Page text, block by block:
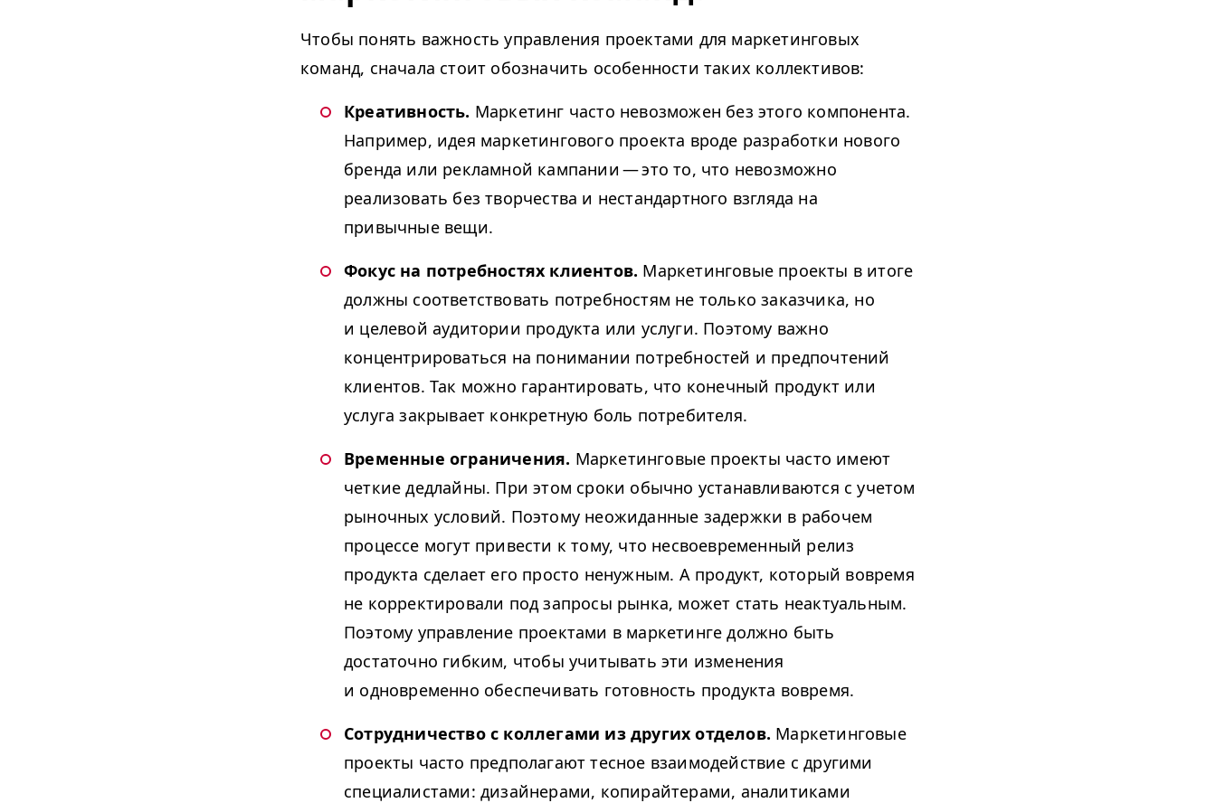
Чтобы понять важность управления проектами для маркетинговых
команд, сначала стоит обозначить особенности таких коллективов:
Креативность. Маркетинг часто невозможен без этого компонента.
Например, идея маркетингового проекта вроде разработки нового
бренда или рекламной кампании — это то, что невозможно
реализовать без творчества и нестандартного взгляда на
привычные вещи.
Фокус на потребностях клиентов. Маркетинговые проекты в итоге
должны соответствовать потребностям не только заказчика, но
и целевой аудитории продукта или услуги. Поэтому важно
концентрироваться на понимании потребностей и предпочтений
клиентов. Так можно гарантировать, что конечный продукт или
услуга закрывает конкретную боль потребителя.
Временные ограничения. Маркетинговые проекты часто имеют
четкие дедлайны. При этом сроки обычно устанавливаются с учетом
рыночных условий. Поэтому неожиданные задержки в рабочем
процессе могут привести к тому, что несвоевременный релиз
продукта сделает его просто ненужным. А продукт, который вовремя
не корректировали под запросы рынка, может стать неактуальным.
Поэтому управление проектами в маркетинге должно быть
достаточно гибким, чтобы учитывать эти изменения
и одновременно обеспечивать готовность продукта вовремя.
Сотрудничество с коллегами из других отделов. Маркетинговые
проекты часто предполагают тесное взаимодействие с другими
специалистами: дизайнерами, копирайтерами, аналитиками